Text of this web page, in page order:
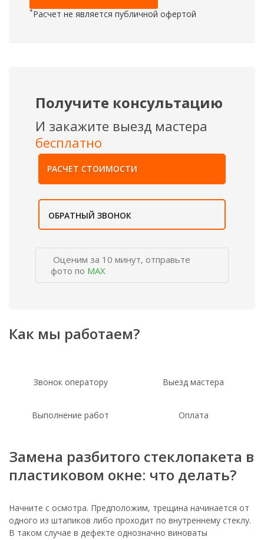
*Расчет не является публичной офертой
Получите консультацию
И закажите выезд мастера
бесплатно
РАСЧЕТ СТОИМОСТИ
ОБРАТНЫЙ ЗВОНОК
Оценим за 10 минут, отправьте
фото по MAX
Как мы работаем?
Звонок оператору Выезд мастера
Выполнение работ Оплата
Замена разбитого стеклопакета в
пластиковом окне: что делать?
Начните с осмотра. Предположим, трещина начинается от
одного из штапиков либо проходит по внутреннему стеклу.
В таком случае в дефекте однозначно виноваты